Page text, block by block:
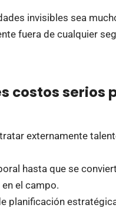
invisibles sea
fuera de cualquier
costos serios
externamente
hasta que se
el campo.
planificación